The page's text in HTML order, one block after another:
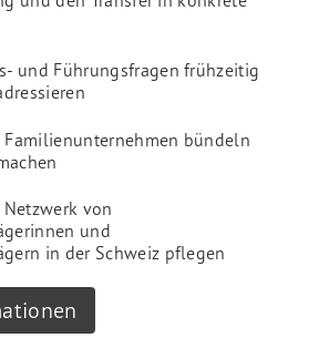
und Führungsfragen frühzeitig
Familienunternehmen bündeln
von
und
in der Schweiz pflegen